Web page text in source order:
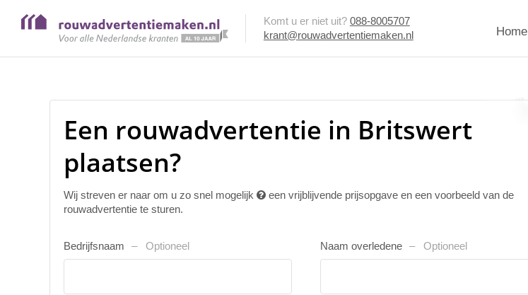
Komt u er niet uit? 088-8005707
krant@rouwadvertentiemaken.nl
Home
Een rouwadvertentie in Britswert
plaatsen?
Wij streven er naar om u zo snel mogelijk
een vrijblijvende prijsopgave en een voorbeeld van de
rouwadvertentie te sturen.
Bedrijfsnaam Optioneel Naam overledene Optioneel